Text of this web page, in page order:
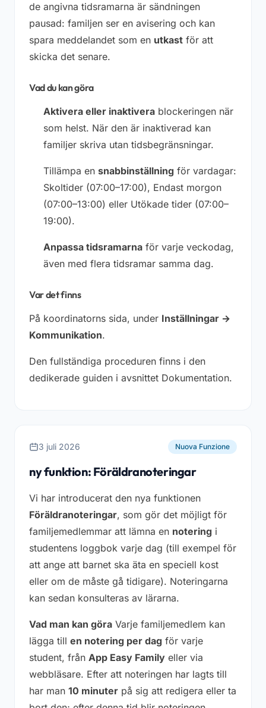
de angivna tidsramarna är sändningen
pausad: familjen ser en avisering och kan
spara meddelandet som en utkast för att
skicka det senare.
Vad du kan göra
Aktivera eller inaktivera blockeringen när
som helst. När den är inaktiverad kan
familjer skriva utan tidsbegränsningar.
Tillämpa en snabbinställning för vardagar:
Skoltider (07:00–17:00), Endast morgon
(07:00–13:00) eller Utökade tider (07:00–
19:00).
Anpassa tidsramarna för varje veckodag,
även med flera tidsramar samma dag.
Var det finns
På koordinatorns sida, under Inställningar →
Kommunikation.
Den fullständiga proceduren finns i den
dedikerade guiden i avsnittet Dokumentation.
3 juli 2026 Nuova Funzione
ny funktion: Föräldranoteringar
Vi har introducerat den nya funktionen
Föräldranoteringar, som gör det möjligt för
familjemedlemmar att lämna en notering i
studentens loggbok varje dag (till exempel för
att ange att barnet ska äta en speciell kost
eller om de måste gå tidigare). Noteringarna
kan sedan konsulteras av lärarna.
Vad man kan göra Varje familjemedlem kan
lägga till en notering per dag för varje
student, från App Easy Family eller via
webbläsare. Efter att noteringen har lagts till
har man 10 minuter på sig att redigera eller ta